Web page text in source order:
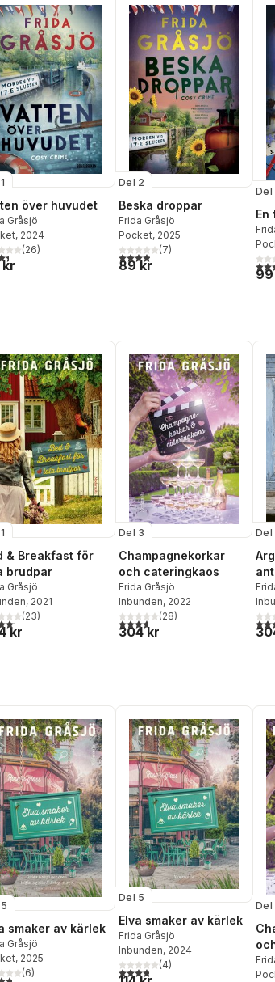
över huvudet
Gråsjö
, 2024
5 stjärnor. Totalt antal röster:
(26)
Del 2
Beska droppar
Frida Gråsjö
Pocket, 2025
3,9utav 5 stjärnor. Totalt antal
(7)
89 kr
Del
En
3,8
& Breakfast för
brudpar
Gråsjö
, 2021
5 stjärnor. Totalt antal röster:
(23)
kr
Del 3
Champagnekorkar
och cateringkaos
Frida Gråsjö
Inbunden, 2022
3,7utav 5 stjärnor. Totalt antal
(28)
304 kr
Del
3,6
smaker av kärlek
Gråsjö
, 2025
5 stjärnor. Totalt antal röster:
(6)
Del 5
Elva smaker av kärlek
Frida Gråsjö
Inbunden, 2024
3,8utav 5 stjärnor. Totalt antal
(4)
Del